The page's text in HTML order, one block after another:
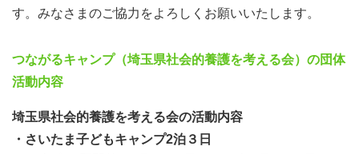
す。みなさまのご協力をよろしくお願いいたします。
つながるキャンプ（埼玉県社会的養護を考える会）の団体
活動内容
埼玉県社会的養護を考える会の活動内容
・さいたま子どもキャンプ2泊３日